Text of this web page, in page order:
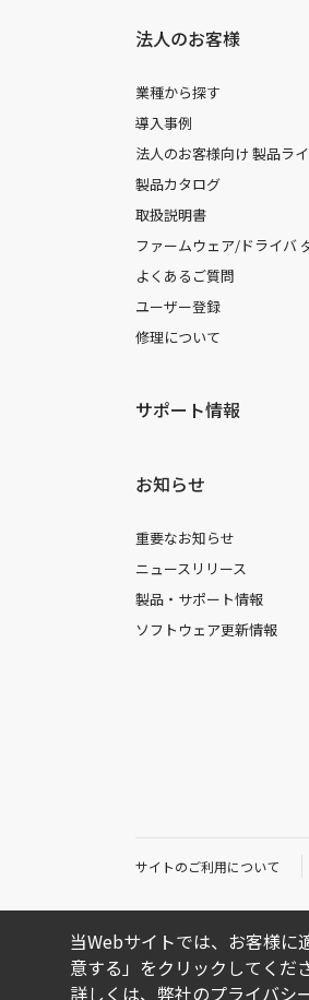
法人のお客様
業種から探す
導入事例
法人のお客様向け 製品ラ
製品カタログ
取扱説明書
ファームウェア/ドライバ
よくあるご質問
ユーザー登録
修理について
サポート情報
お知らせ
重要なお知らせ
ニュースリリース
製品・サポート情報
ソフトウェア更新情報
サイトのご利用について
当Webサイトでは、お客様
意する」をクリックしてくだ
詳しくは、弊社のプライバシ